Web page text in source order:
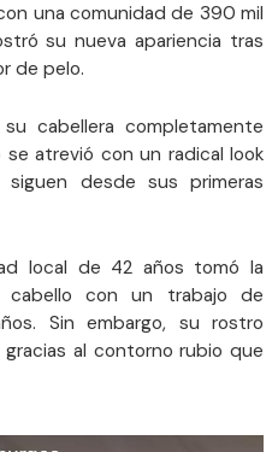
una comunidad de 390 mil
su nueva apariencia tras
de pelo.
cabellera completamente
se atrevió con un radical look
desde sus primeras
local de 42 años tomó la
con un trabajo de
Sin embargo, su rostro
al contorno rubio que